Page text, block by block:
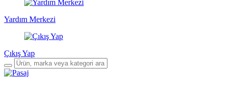
Yardım Merkezi
Çıkış Yap